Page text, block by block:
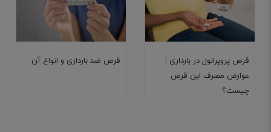
قرص ضد بارداری و انواع آن
قرص پروپرانول در بارداری |
عوارض مصرف این قرص
چیست؟